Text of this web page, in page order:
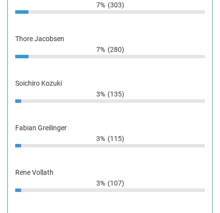
7% (303)
Thore Jacobsen
7% (280)
Soichiro Kozuki
3% (135)
Fabian Greilinger
3% (115)
Rene Vollath
3% (107)